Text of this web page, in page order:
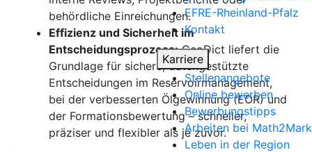
EFRE-Rheinland-Pfalz
Kontakt
Karriere
Stellenangebote
Online bewerben
Bewerbungstipps
Arbeiten bei
Leben in der Region
behördliche Einreichungen.
Effizienz und Sicherheit im
Entscheidungsprozess: GeoDict liefert die
Grundlage für sichere, datengestützte
Entscheidungen im Reservoirmanagement,
bei der verbesserten Ölgewinnung (EOR) und
der Formationsbewertung – schneller,
präziser und flexibler als je zuvor.
Analyse der Gesteinsstruktur mit
Unterscheidung
zwischen offenen und
geschlossenen Poren
Weitere Klassifizierung der
offenen Poren in
Sackgassenporen und
durchgehende Poren